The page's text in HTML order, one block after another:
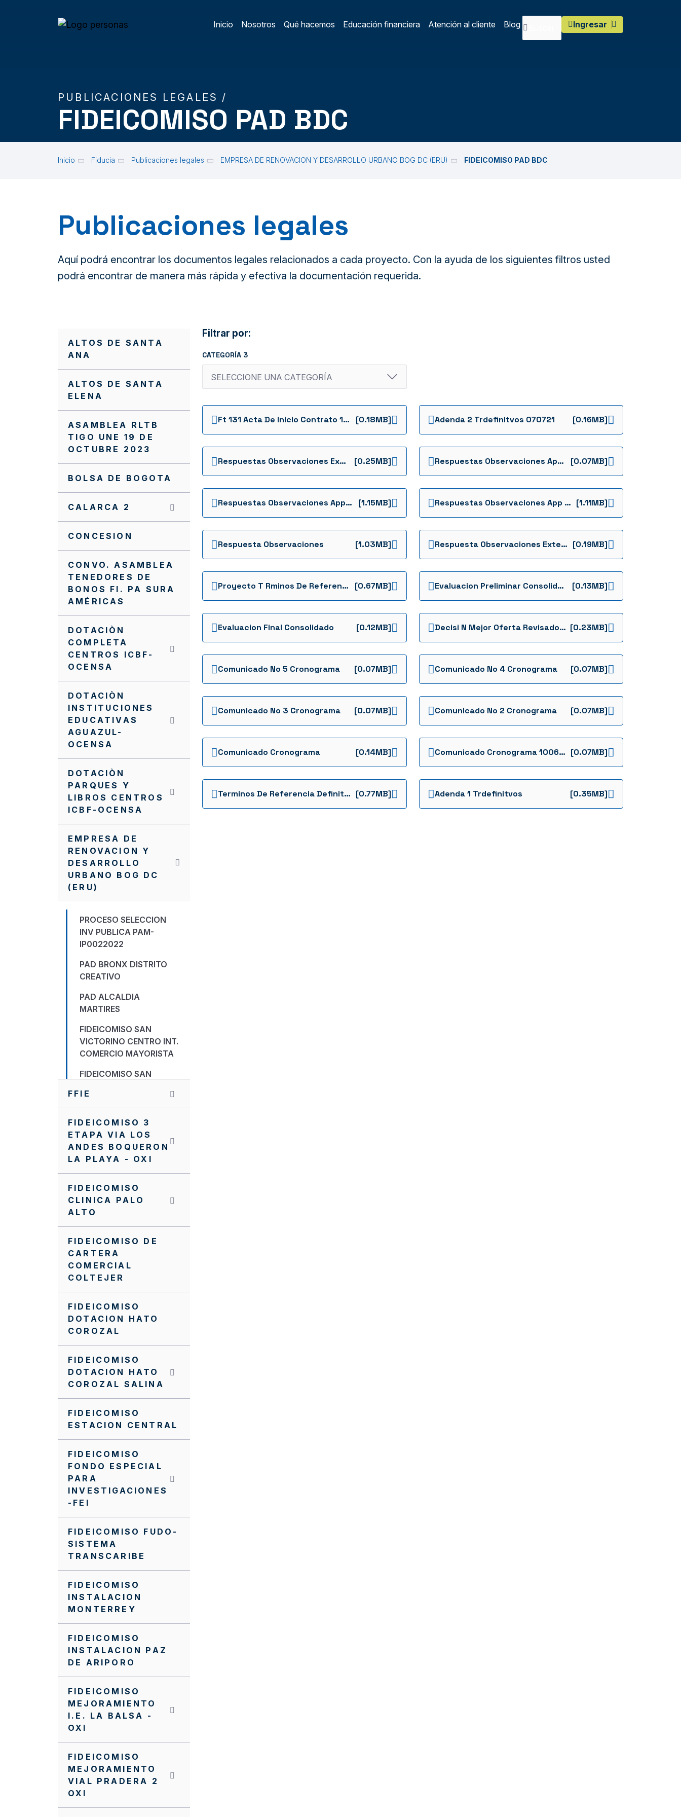
Main Menu
Inicio Nosotros Qué hacemos Educación financiera Atención al cliente Blog Ingresar
PUBLICACIONES LEGALES /
FIDEICOMISO PAD BDC
Inicio Fiducia Publicaciones legales EMPRESA DE RENOVACION Y DESARROLLO URBANO BOG DC (ERU) FIDEICOMISO PAD BDC
Publicaciones legales
Aquí podrá encontrar los documentos legales relacionados a cada proyecto. Con la ayuda de los siguientes filtros usted
podrá encontrar de manera más rápida y efectiva la documentación requerida.
ALTOS DE SANTA
ANA
ALTOS DE SANTA
ELENA
ASAMBLEA RLTB
TIGO UNE 19 DE
OCTUBRE 2023
BOLSA DE BOGOTA
CALARCA 2
CONCESION
CONVO. ASAMBLEA
TENEDORES DE
BONOS FI. PA SURA
AMÉRICAS
DOTACIÒN
COMPLETA
CENTROS ICBF-
OCENSA
DOTACIÒN
INSTITUCIONES
EDUCATIVAS
AGUAZUL-
OCENSA
DOTACIÒN
PARQUES Y
LIBROS CENTROS
ICBF-OCENSA
EMPRESA DE
RENOVACION Y
DESARROLLO
URBANO BOG DC
(ERU)
PROCESO SELECCION
INV PUBLICA PAM-
IP0022022
PAD BRONX DISTRITO
CREATIVO
PAD ALCALDIA
MARTIRES
FIDEICOMISO SAN
VICTORINO CENTRO INT.
COMERCIO MAYORISTA
FIDEICOMISO SAN
FIDEICOMISO PAD BDC
FFIE
FIDEICOMISO 3
ETAPA VIA LOS
ANDES BOQUERON
LA PLAYA - OXI
FIDEICOMISO
CLINICA PALO
ALTO
FIDEICOMISO DE
CARTERA
COMERCIAL
COLTEJER
FIDEICOMISO
DOTACION HATO
COROZAL
FIDEICOMISO
DOTACION HATO
COROZAL SALINA
FIDEICOMISO
ESTACION CENTRAL
FIDEICOMISO
FONDO ESPECIAL
PARA
INVESTIGACIONES
-FEI
FIDEICOMISO FUDO-
SISTEMA
TRANSCARIBE
FIDEICOMISO
INSTALACION
MONTERREY
FIDEICOMISO
INSTALACION PAZ
DE ARIPORO
FIDEICOMISO
MEJORAMIENTO
I.E. LA BALSA -
OXI
FIDEICOMISO
MEJORAMIENTO
VIAL PRADERA 2
OXI
Filtrar por:
CATEGORÍA 3
Ft 131 Acta De Inicio Contrato 15 2021 App Bronx Distrito Creativo Firmada [0.18MB] Adenda 2 Trdefinitvos 070721 [0.16MB]
Respuestas Observaciones Extemporaneas 070721 [0.25MB] Respuestas Observaciones App Bdc Tdr Definitivos 300621 Extem [0.07MB]
Respuestas Observaciones App Bdc Tdr Definitivos 290621 [1.15MB] Respuestas Observaciones App Bdc Tdr Definitivos 290621 1 [1.11MB]
Respuesta Observaciones [1.03MB] Respuesta Observaciones Extemporaneas 090721f [0.19MB]
Proyecto T Rminos De Referencia [0.67MB] Evaluacion Preliminar Consolidado [0.13MB]
Evaluacion Final Consolidado [0.12MB] Decisi N Mejor Oferta Revisado Vf [0.23MB]
Comunicado No 5 Cronograma [0.07MB] Comunicado No 4 Cronograma [0.07MB]
Comunicado No 3 Cronograma [0.07MB] Comunicado No 2 Cronograma [0.07MB]
Comunicado Cronograma [0.14MB] Comunicado Cronograma 10062021 [0.07MB]
Terminos De Referencia Definitivos [0.77MB] Adenda 1 Trdefinitvos [0.35MB]